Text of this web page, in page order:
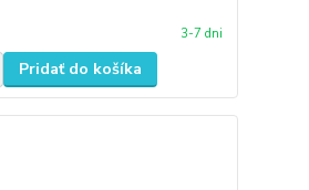
3-7 dni
Pridať do košíka